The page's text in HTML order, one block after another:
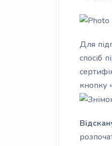
Для
спосіб
кнопку